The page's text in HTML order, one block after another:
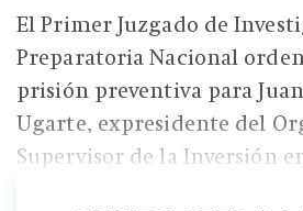
Economía y Finanzas
Legal y Política
Eventos
El Primer Juzgado de
Preparatoria Nacional
prisión preventiva para
Ugarte, expresidente del
Supervisor de la Inversión